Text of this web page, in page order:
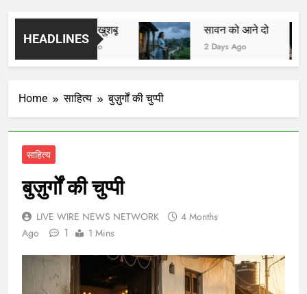
HEADLINES
यादों की खुशबू
1 Day Ago
सावन को आने दो
2 Days Ago
Home साहित्य बुज़ुर्गों की चुप्पी
साहित्य
बुज़ुर्गों की चुप्पी
LIVE WIRE NEWS NETWORK
4 Months
Ago
1 1 Mins